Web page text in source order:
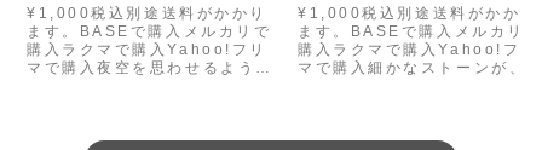
¥1,000税込別途送料がかかり
ます。BASEで購入メルカリで
購入ラクマで購入Yahoo!フリ
マで購入夜空を思わせるよう
¥1,000税込別途送料がかかり
ます。BASEで購入メルカリで
購入ラクマで購入Yahoo!フリ
マで購入細かなストーンが、